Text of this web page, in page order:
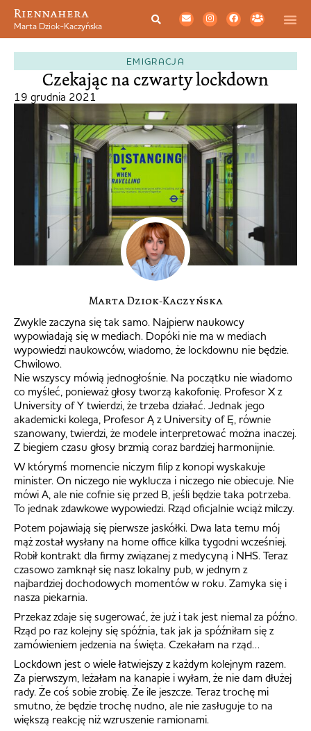
Riennahera
Marta Dziok-Kaczyńska
EMIGRACJA
Czekając na czwarty lockdown
19 grudnia 2021
Marta Dziok-Kaczyńska
Zwykle zaczyna się tak samo. Najpierw naukowcy
wypowiadają się w mediach. Dopóki nie ma w mediach
wypowiedzi naukowców, wiadomo, że lockdownu nie będzie.
Chwilowo.
Nie wszyscy mówią jednogłośnie. Na początku nie wiadomo
co myśleć, ponieważ głosy tworzą kakofonię. Profesor X z
University of Y twierdzi, że trzeba działać. Jednak jego
akademicki kolega, Profesor Ą z University of Ę, równie
szanowany, twierdzi, że modele interpretować można inaczej.
Z biegiem czasu głosy brzmią coraz bardziej harmonijnie.
W którymś momencie niczym filip z konopi wyskakuje
minister. On niczego nie wyklucza i niczego nie obiecuje. Nie
mówi A, ale nie cofnie się przed B, jeśli będzie taka potrzeba.
To jednak zdawkowe wypowiedzi. Rząd oficjalnie wciąż milczy.
Potem pojawiają się pierwsze jaskółki. Dwa lata temu mój
mąż został wysłany na home office kilka tygodni wcześniej.
Robił kontrakt dla firmy związanej z medycyną i NHS. Teraz
czasowo zamknął się nasz lokalny pub, w jednym z
najbardziej dochodowych momentów w roku. Zamyka się i
nasza piekarnia.
Przekaz zdaje się sugerować, że już i tak jest niemal za późno.
Rząd po raz kolejny się spóźnia, tak jak ja spóźniłam się z
zamówieniem jedzenia na święta. Czekałam na rząd…
Lockdown jest o wiele łatwiejszy z każdym kolejnym razem.
Za pierwszym, leżałam na kanapie i wyłam, że nie dam dłużej
rady. Że coś sobie zrobię. Że ile jeszcze. Teraz trochę mi
smutno, że będzie trochę nudno, ale nie zasługuje to na
większą reakcję niż wzruszenie ramionami.